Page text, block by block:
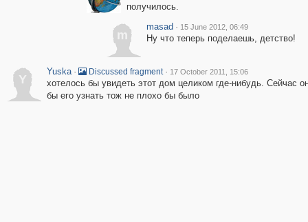
получилось.
m
masad · 15 June 2012, 06:49
Ну что теперь поделаешь, детство!
Y
Yuska · Discussed fragment · 17 October 2011, 15:06
хотелось бы увидеть этот дом целиком где-нибудь. Сейчас
бы его узнать тож не плохо бы было